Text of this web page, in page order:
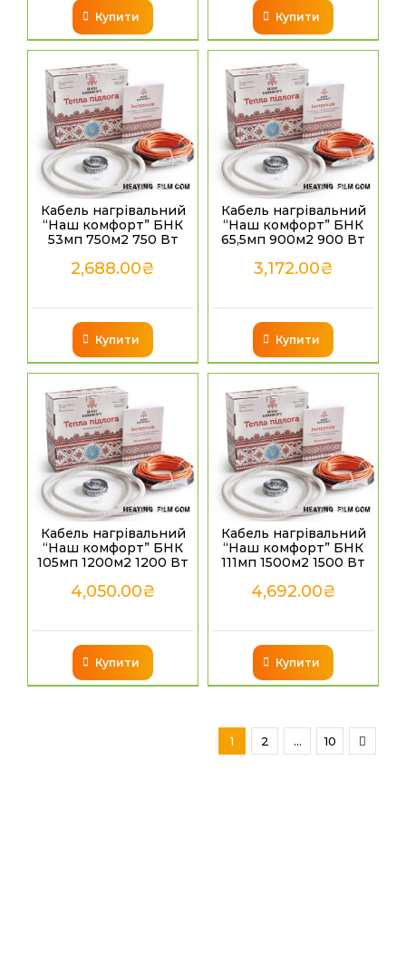
Купити Купити
Кабель нагрівальний
“Наш комфорт” БНК
53мп 750м2 750 Вт
2,688.00₴
Купити
Кабель нагрівальний
“Наш комфорт” БНК
65,5мп 900м2 900 Вт
3,172.00₴
Купити
Кабель нагрівальний
“Наш комфорт” БНК
105мп 1200м2 1200 Вт
4,050.00₴
Купити
Кабель нагрівальний
“Наш комфорт” БНК
111мп 1500м2 1500 Вт
4,692.00₴
Купити
1 2 … 10